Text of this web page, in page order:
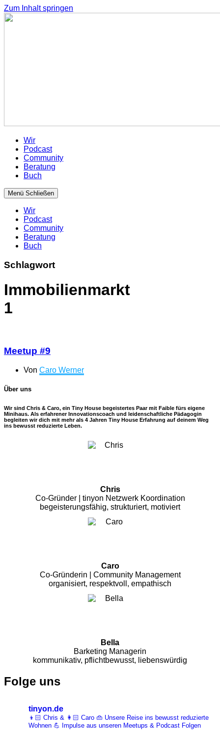
Zum Inhalt springen
Wir
Podcast
Community
Beratung
Buch
Menü Schließen
Wir
Podcast
Community
Beratung
Buch
Schlagwort
Immobilienmarkt
1
Meetup #9
Von Caro Werner
Über uns
Wir sind Chris & Caro, ein Tiny House begeistertes Paar mit Faible fürs eigene
Minihaus. Als erfahrener Innovationscoach und leidenschaftliche Pädagogin
begleiten wir dich mit mehr als 4 Jahren Tiny House Erfahrung auf deinem Weg
ins bewusst reduzierte Leben.
Chris
Co-Gründer | tinyon Netzwerk Koordination
begeisterungsfähig, strukturiert, motiviert
Caro
Co-Gründerin | Community Management
organisiert, respektvoll, empathisch
Bella
Barketing Managerin
kommunikativ, pflichtbewusst, liebenswürdig
Folge uns
tinyon.de
👦🏻 Chris & 👩🏻 Caro 👜 Unsere Reise ins bewusst reduzierte
Wohnen 💪 Impulse aus unseren Meetups & Podcast Folgen